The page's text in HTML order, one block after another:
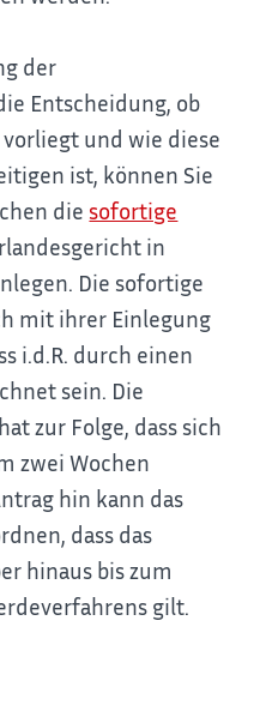
der
Entscheidung, ob
und wie diese
ist, können Sie
die sofortige
in
Die sofortige
mit ihrer Einlegung
i.d.R. durch einen
sein. Die
zur Folge, dass sich
zwei Wochen
hin kann das
dass das
hinaus bis zum
gilt.